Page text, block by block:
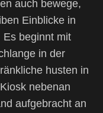
auch bewege,
Einblicke in
beginnt mit
in der
husten in
nebenan
aufgebracht an